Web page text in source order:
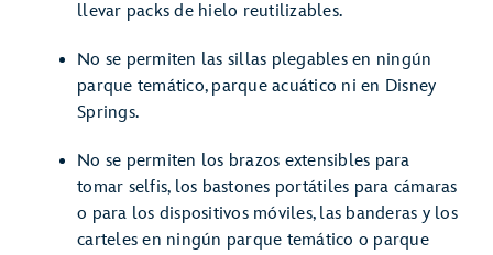
llevar packs de hielo reutilizables.
No se permiten las sillas plegables en ningún
parque temático, parque acuático ni en Disney
Springs.
No se permiten los brazos extensibles para
tomar selfis, los bastones portátiles para cámaras
o para los dispositivos móviles, las banderas y los
carteles en ningún parque temático o parque